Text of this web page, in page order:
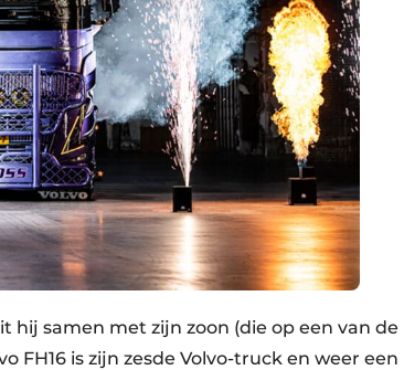
hij samen met zijn zoon (die op een van de
FH16 is zijn zesde Volvo-truck en weer een